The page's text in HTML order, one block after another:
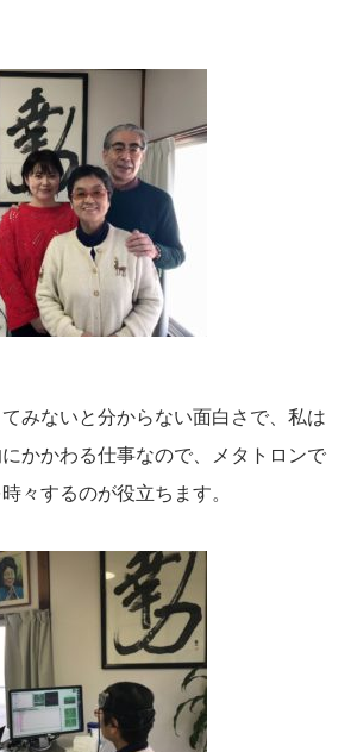
みないと分からない面白さで、私は
かかわる仕事なので、メタトロンで
々するのが役立ちます。